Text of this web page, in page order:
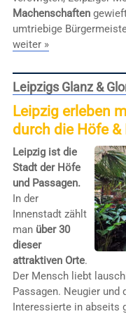
Machenschaften
umtriebige
weiter »
Leipzigs Glanz &
Leipzig erleben
durch die Höfe &
Leipzig ist die
Stadt der Höfe
und Passagen.
In der
Innenstadt zählt
man über 30
dieser
attraktiven Orte.
Der Mensch liebt
Passagen. Neugier und
Interessierte in abseits